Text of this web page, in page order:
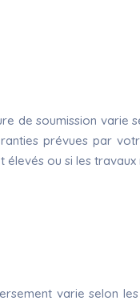
soumission varie
prévues par
ou si les
varie selon